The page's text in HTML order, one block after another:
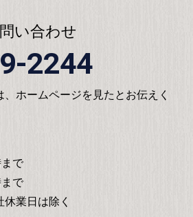
い合わせ
2244
ホームページを見たとお伝えく
で
で
業日は除く